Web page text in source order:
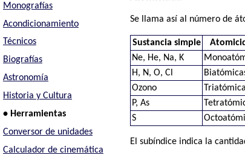
Monografías
Acondicionamiento
Técnicos
Biografías
Astronomía
Historia y Cultura
• Herramientas
Conversor de unidades
Calculador de cinemática
Se llama así al número de
Sustancia simple
Ne, He, Na, K
H, N, O, Cl
Ozono
P, As
S
El subíndice indica la